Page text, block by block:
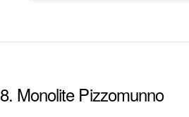
8. Monolite Pizzomunno